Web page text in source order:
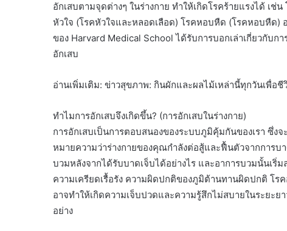
อักเสบตามจุดต่างๆ ในร่างกาย ทำให้เกิดโรคร้ายแรงได้ เช่
หัวใจ (โรคหัวใจและหลอดเลือด) โรคหอบหืด (โรคหอบหืด)
ของ Harvard Medical School ได้รับการบอกเล่าเกี่ยวกับ
อักเสบ
อ่านเพิ่มเติม: ข่าวสุขภาพ: กินผักและผลไม้เหล่านี้ทุกวันเพื่อ
ทำไมการอักเสบจึงเกิดขึ้น? (การอักเสบในร่างกาย)
การอักเสบเป็นการตอบสนองของระบบภูมิคุ้มกันของเรา ซึ่ง
หมายความว่าร่างกายของคุณกำลังต่อสู้และฟื้นตัวจากการบ
บวมหลังจากได้รับบาดเจ็บได้อย่างไร และอาการบวมนั้นเริ่
ความเครียดเรื้อรัง ความผิดปกติของภูมิต้านทานผิดปกติ โร
อาจทำให้เกิดความเจ็บปวดและความรู้สึกไม่สบายในระยะ
อย่าง